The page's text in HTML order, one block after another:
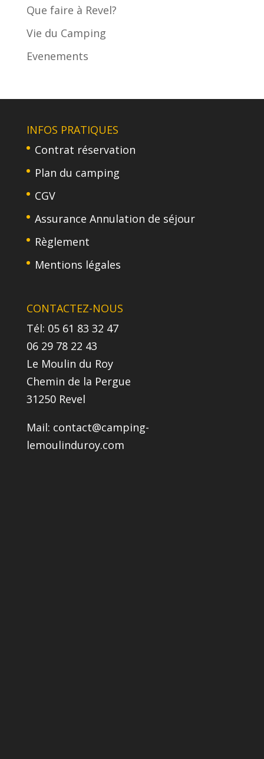
Que faire à Revel?
Vie du Camping
Evenements
INFOS PRATIQUES
Contrat réservation
Plan du camping
CGV
Assurance Annulation de séjour
Règlement
Mentions légales
CONTACTEZ-NOUS
Tél: 05 61 83 32 47
06 29 78 22 43
Le Moulin du Roy
Chemin de la Pergue
31250 Revel
Mail: contact@camping-
lemoulinduroy.com